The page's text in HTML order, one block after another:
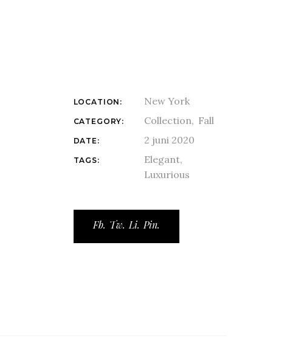
LOCATION: New York
CATEGORY: Collection Fall
DATE: 2 juni 2020
TAGS:
Elegant
Luxurious
Fb. Tw. Li. Pin.